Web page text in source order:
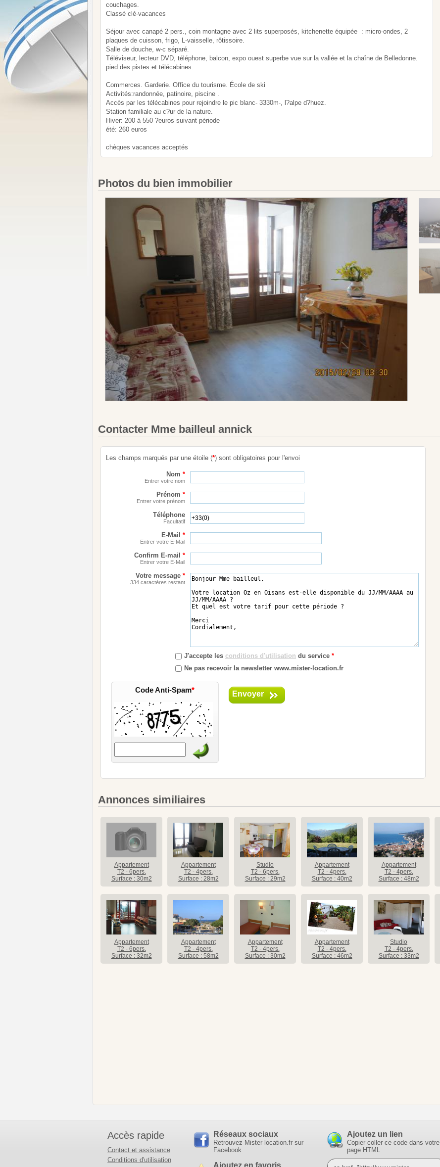
couchages.
Classé clé-vacances
Séjour avec canapé 2 pers., coin montagne avec 2 lits superposés, kitchenette équipée : micro-ondes, 2
plaques de cuisson, frigo, L-vaisselle, rôtissoire.
Salle de douche, w-c séparé.
Téléviseur, lecteur DVD, téléphone, balcon, expo ouest superbe vue sur la vallée et la chaîne de Belledonne.
pied des pistes et télécabines.
Commerces. Garderie. Office du tourisme. École de ski
Activités:randonnée, patinoire, piscine .
Accès par les télécabines pour rejoindre le pic blanc- 3330m-, l?alpe d?huez.
Station familiale au c?ur de la nature.
Hiver: 200 à 550 ?euros suivant période
été: 260 euros
chèques vacances acceptés
Photos du bien immobilier
Contacter Mme bailleul annick
Les champs marqués par une étoile (*) sont obligatoires pour l'envoi
Nom *
Entrer votre nom
Prénom *
Entrer votre prénom
Téléphone
Facultatif
E-Mail *
Entrer votre E-Mail
Confirm E-mail *
Entrer votre E-Mail
Votre message *
334 caractères restant
J'accepte les conditions d'utilisation du service *
Ne pas recevoir la newsletter www.mister-location.fr
Code Anti-Spam* Envoyer
Annonces similiaires
Appartement
T2 - 6pers.
Surface : 30m2
Appartement
T2 - 4pers.
Surface : 28m2
Studio
T2 - 6pers.
Surface : 29m2
Appartement
T2 - 4pers.
Surface : 40m2
Appartement
T2 - 4pers.
Surface : 48m2
Appartement
T2 - 6pers.
Surface : 32m2
Appartement
T2 - 4pers.
Surface : 58m2
Appartement
T2 - 4pers.
Surface : 30m2
Appartement
T2 - 4pers.
Surface : 46m2
Studio
T2 - 4pers.
Surface : 33m2
Accès rapide
Contact et assistance
Conditions d'utilisation
Réseaux sociaux
Retrouvez Mister-location.fr sur
Facebook
Ajoutez en favoris
Ajoutez un lien
Copier-coller ce code dans votre
page HTML